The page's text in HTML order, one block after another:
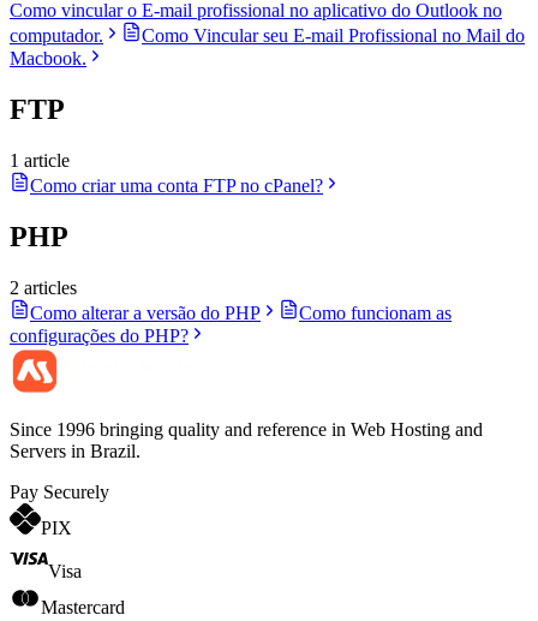
Como vincular o E-mail profissional no aplicativo do Outlook no
computador.
Como Vincular seu E-mail Profissional no Mail do
Macbook.
FTP
1 article
Como criar uma conta FTP no cPanel?
PHP
2 articles
Como alterar a versão do PHP
Como funcionam as
configurações do PHP?
Since 1996 bringing quality and reference in Web Hosting and
Servers in Brazil.
Pay Securely
PIX
Visa
Mastercard